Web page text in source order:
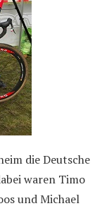
die Deutsche
waren Timo
und Michael